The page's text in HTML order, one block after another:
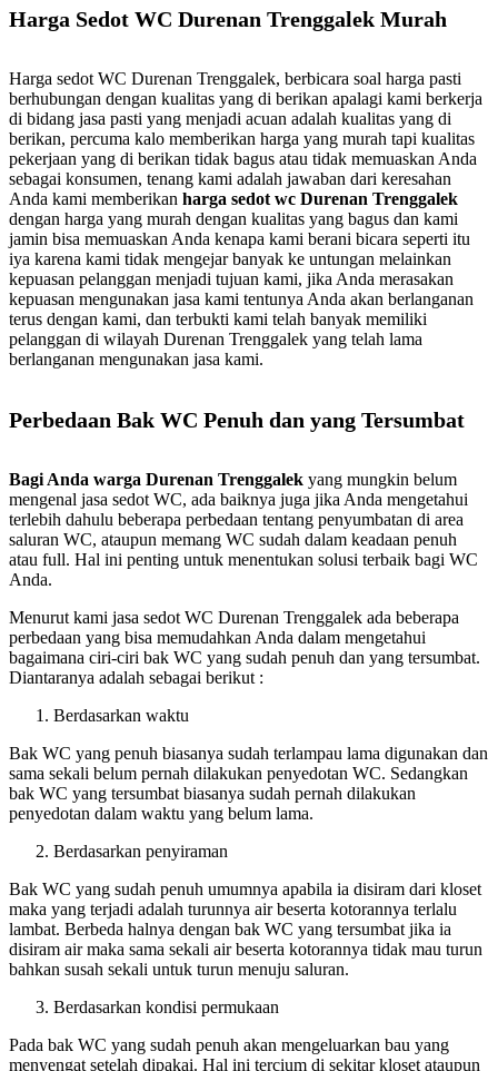
Harga Sedot WC Durenan Trenggalek Murah
Harga sedot WC Durenan Trenggalek, berbicara soal harga pasti
berhubungan dengan kualitas yang di berikan apalagi kami berkerja
di bidang jasa pasti yang menjadi acuan adalah kualitas yang di
berikan, percuma kalo memberikan harga yang murah tapi kualitas
pekerjaan yang di berikan tidak bagus atau tidak memuaskan Anda
sebagai konsumen, tenang kami adalah jawaban dari keresahan
Anda kami memberikan harga sedot wc Durenan Trenggalek
dengan harga yang murah dengan kualitas yang bagus dan kami
jamin bisa memuaskan Anda kenapa kami berani bicara seperti itu
iya karena kami tidak mengejar banyak ke untungan melainkan
kepuasan pelanggan menjadi tujuan kami, jika Anda merasakan
kepuasan mengunakan jasa kami tentunya Anda akan berlanganan
terus dengan kami, dan terbukti kami telah banyak memiliki
pelanggan di wilayah Durenan Trenggalek yang telah lama
berlanganan mengunakan jasa kami.
Perbedaan Bak WC Penuh dan yang Tersumbat
Bagi Anda warga Durenan Trenggalek yang mungkin belum
mengenal jasa sedot WC, ada baiknya juga jika Anda mengetahui
terlebih dahulu beberapa perbedaan tentang penyumbatan di area
saluran WC, ataupun memang WC sudah dalam keadaan penuh
atau full. Hal ini penting untuk menentukan solusi terbaik bagi WC
Anda.
Menurut kami jasa sedot WC Durenan Trenggalek ada beberapa
perbedaan yang bisa memudahkan Anda dalam mengetahui
bagaimana ciri-ciri bak WC yang sudah penuh dan yang tersumbat.
Diantaranya adalah sebagai berikut :
Berdasarkan waktu
Bak WC yang penuh biasanya sudah terlampau lama digunakan dan
sama sekali belum pernah dilakukan penyedotan WC. Sedangkan
bak WC yang tersumbat biasanya sudah pernah dilakukan
penyedotan dalam waktu yang belum lama.
Berdasarkan penyiraman
Bak WC yang sudah penuh umumnya apabila ia disiram dari kloset
maka yang terjadi adalah turunnya air beserta kotorannya terlalu
lambat. Berbeda halnya dengan bak WC yang tersumbat jika ia
disiram air maka sama sekali air beserta kotorannya tidak mau turun
bahkan susah sekali untuk turun menuju saluran.
Berdasarkan kondisi permukaan
Pada bak WC yang sudah penuh akan mengeluarkan bau yang
menyengat setelah dipakai. Hal ini tercium di sekitar kloset ataupun